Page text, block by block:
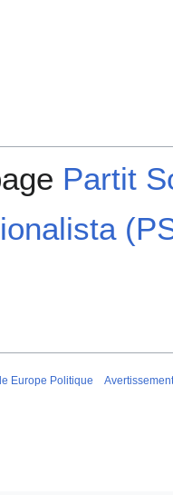
Partit
Europe Politique